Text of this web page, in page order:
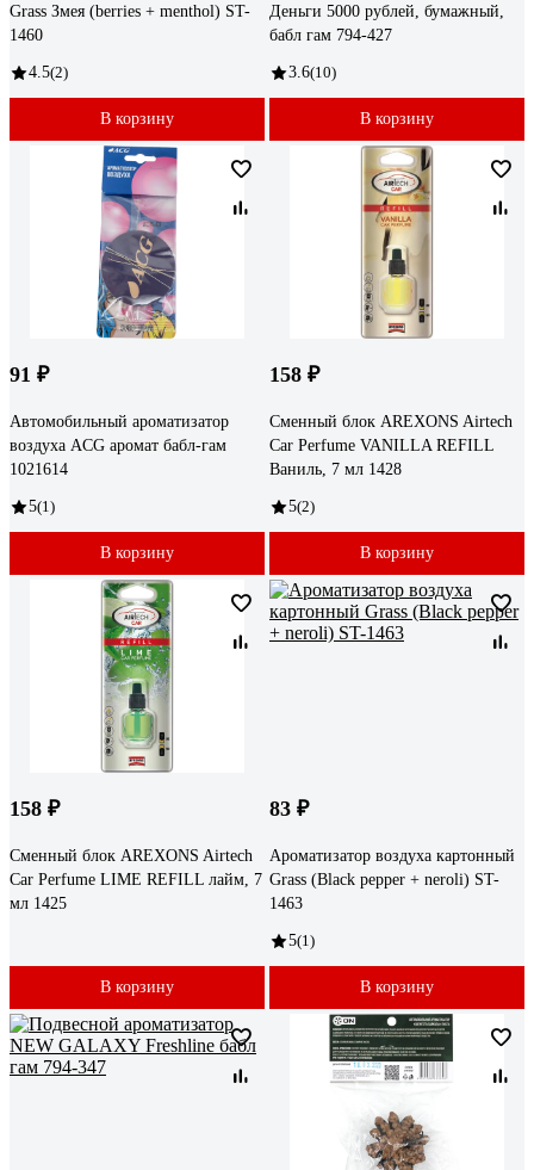
Grass Змея (berries + menthol) ST-
1460
4.5(2)
В корзину
Деньги 5000 рублей, бумажный,
бабл гам 794-427
3.6(10)
В корзину
91 ₽
Автомобильный ароматизатор
воздуха ACG аромат бабл-гам
1021614
5(1)
В корзину
158 ₽
Сменный блок AREXONS Airtech
Car Perfume VANILLA REFILL
Ваниль, 7 мл 1428
5(2)
В корзину
158 ₽
Сменный блок AREXONS Airtech
Car Perfume LIME REFILL лайм, 7
мл 1425
В корзину
83 ₽
Ароматизатор воздуха картонный
Grass (Black pepper + neroli) ST-
1463
5(1)
В корзину